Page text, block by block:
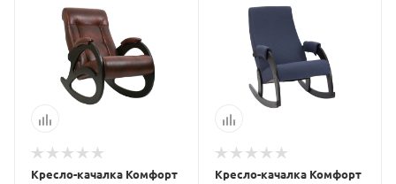
Кресло-качалка Комфорт
Кресло-качалка Комфорт